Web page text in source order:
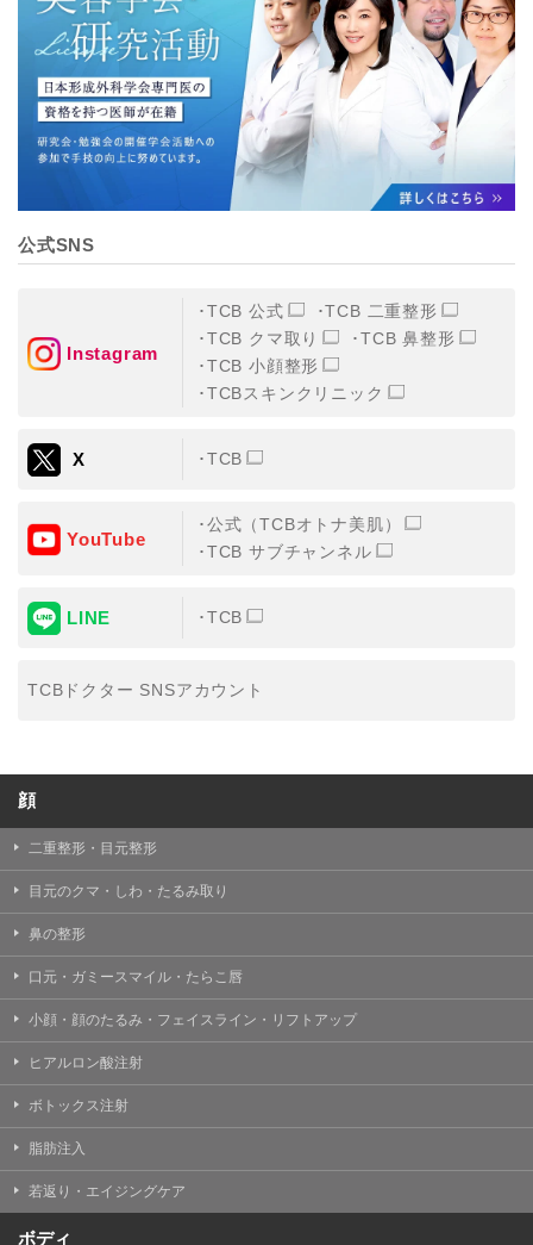
TCBグループは、取り扱う個人情報を、厳正な管理の下
に蓄積・保管し、当該個人情報への不正アクセス・紛
失・破壊・改ざんおよび漏洩等を防止するため、必要か
つ適切な組織的・人的・物理的・技術的防御措置を講じ
ます。
【個人情報の共同利用について】
TCBグループは、【利用目的】達成に必要な範囲で、取
得情報を共同して利用することがあります。
なお、共同利用にあたっては、一般社団法人メディカル
す。
一般社団法人メディカルアライアンス
①共同して利用される情報
②共同して利用する者の範囲
③共同利用する者の利用目的
【外部委託について】
おいて、取得情報の取扱いの全部または一部を外部の業
務委託先に委託することがあります。取得情報の取り扱
TCBグループは、個人情報保護法その他の法令により認
められる場合を除き、患者様の同意なしに、取得情報を
ん。
【個人情報の開示・訂正・利用停止について】
TCBグループは、本人の申し出により個人情報に関する
開示、訂正、更新、削除、利用停止その他お問い合わせ
について、これを適切に対応します。
【Cookie(クッキー)について】
Cookieは、一般的にインターネット閲覧を行う際、又は
の閲覧情報を記憶させておく機能です。
TCBグループでは、Cookie及び類似技術を使用して収集
を分析し、パフォーマンス改善や、WEBサイトを通じて
提供するサービスの向上・改善のため、Cookieを使用す
ることがあります。ご使用のブラウザによりCookieを無
公式SNS
Instagram
TCB 公式
TCB 二重整形
TCB クマ取り
TCB 鼻整形
TCB 小顔整形
TCBスキンクリニック
X TCB
YouTube
公式（TCBオトナ美肌）
TCB サブチャンネル
LINE TCB
TCBドクター SNSアカウント
顔
二重整形・目元整形
目元のクマ・しわ・たるみ取り
鼻の整形
口元・ガミースマイル・たらこ唇
小顔・顔のたるみ・フェイスライン・リフトアップ
ヒアルロン酸注射
ボトックス注射
脂肪注入
若返り・エイジングケア
ボディ